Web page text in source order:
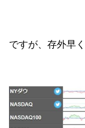
ですが、存外早